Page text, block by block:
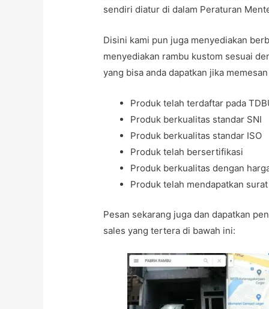
sendiri diatur di dalam Peraturan
Disini kami pun juga menyediakan
menyediakan rambu kustom sesuai
yang bisa anda dapatkan jika
Produk telah terdaftar pada
Produk berkualitas standar SNI
Produk berkualitas standar ISO
Produk telah bersertifikasi
Produk berkualitas dengan
Produk telah mendapatkan
Pesan sekarang juga dan dapatkan
sales yang tertera di bawah ini: